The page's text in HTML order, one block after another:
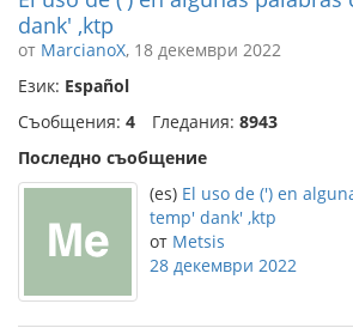
dank' ,ktp
от MarcianoX, 18 декември 2022
Език: Español
Съобщения: 4 Гледания: 8943
Последно съобщение
(es) El uso de (') en
temp' dank' ,ktp
от Metsis
28 декември 2022